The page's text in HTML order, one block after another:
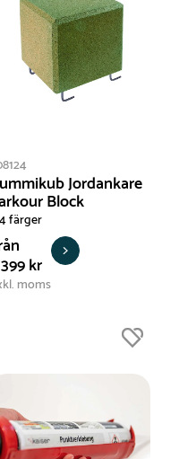
Jordankare
Block
färger
kr
moms